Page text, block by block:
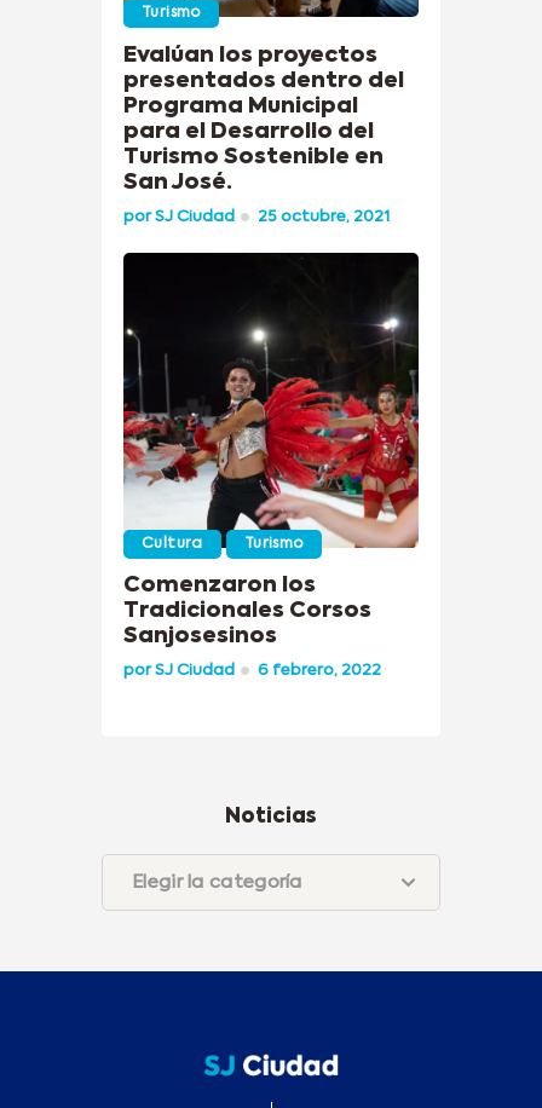
Turismo
Evalúan los proyectos
presentados dentro del
Programa Municipal
para el Desarrollo del
Turismo Sostenible en
San José.
porSJ Ciudad 25 octubre, 2021
Cultura Turismo
Comenzaron los
Tradicionales Corsos
Sanjosesinos
porSJ Ciudad 6 febrero, 2022
Noticias